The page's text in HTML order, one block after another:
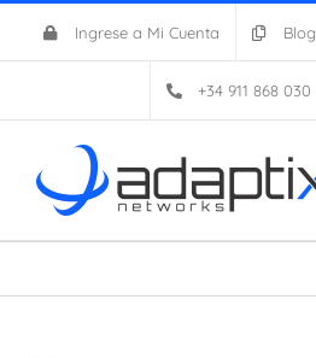
Ingrese a Mi Cuenta Blog
+34 911 868 030